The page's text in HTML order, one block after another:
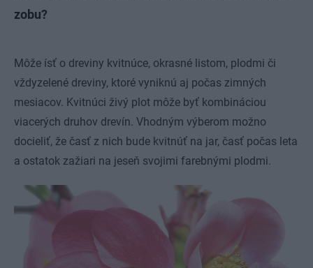
zobu?
Môže ísť o dreviny kvitnúce, okrasné listom, plodmi či
vždyzelené dreviny, ktoré vyniknú aj počas zimných
mesiacov. Kvitnúci živý plot môže byť kombináciou
viacerých druhov drevín. Vhodným výberom možno
docieliť, že časť z nich bude kvitnúť na jar, časť počas leta
a ostatok zažiari na jeseň svojimi farebnými plodmi.